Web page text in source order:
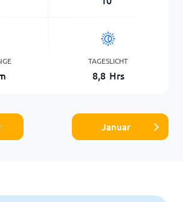
TAGESLICHT
8,8 Hrs
Januar